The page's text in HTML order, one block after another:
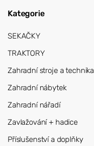
Kategorie
SEKAČKY
TRAKTORY
Zahradní stroje a technika
Zahradní nábytek
Zahradní nářadí
Zavlažování + hadice
Příslušenství a doplňky